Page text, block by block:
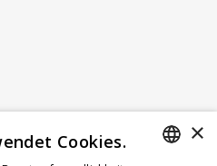
×
Cookies.